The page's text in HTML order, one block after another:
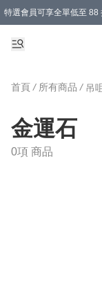
特選會員可享全單低至 88
購物滿 HKD 1000.00即
首頁 / 所有商品 / 吊
金運石
0項 商品